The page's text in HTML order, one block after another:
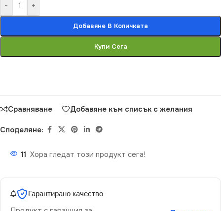
- +
Добавяне В Количката
Купи Сега
Сравняване Добавяне към списък с желания
Споделяне:
11 Хора гледат този продукт сега!
Гарантирано качество